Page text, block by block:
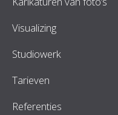
Visualizing
Studiowerk
Tarieven
Referenties